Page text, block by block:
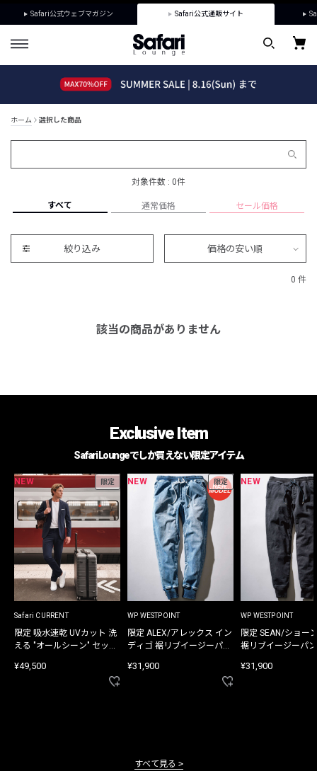
Safari公式ウェブマガジン Safari公式通販サイト
ホーム 選択した商品
対象件数 : 0件
すべて 通常価格 セール価格
絞り込み 価格の安い順
0 件
該当の商品がありません
Exclusive Item
Safari Loungeでしか買えない限定アイテム
NEW 限定
Safari CURRENT
限定 吸水速乾 UVカット 洗
える "オールシーン" セット
¥49,500
NEW 限定
WP WESTPOINT
限定 ALEX/アレックス イン
ディゴ 裾リブイージーパン
¥31,900
NEW
WP WESTPOINT
限定 SEAN/ショー
裾リブイージーパ
¥31,900
すべて見る